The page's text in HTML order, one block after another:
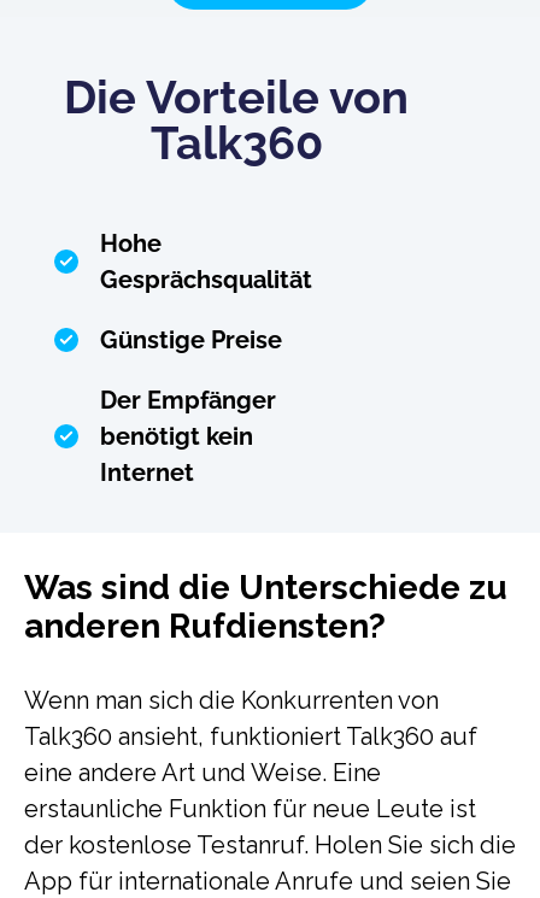
Die Vorteile von
Talk360
Hohe
Gesprächsqualität
Günstige Preise
Der Empfänger
benötigt kein
Internet
Was sind die Unterschiede zu
anderen Rufdiensten?
Wenn man sich die Konkurrenten von
Talk360 ansieht, funktioniert Talk360 auf
eine andere Art und Weise. Eine
erstaunliche Funktion für neue Leute ist
der kostenlose Testanruf. Holen Sie sich die
App für internationale Anrufe und seien Sie